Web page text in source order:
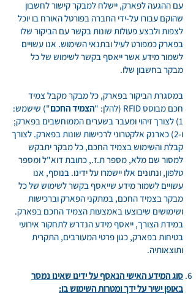
עם ההגעה לפארק, יישלח למבקר קישור לחשבון
שהוקם עבורו על-ידי החברה בפורטל האורח בו יוכל
לצפות ולבצע פעולות שונות בקשר עם הביקור שלו
בפארק כמפורט לעיל ובתנאי השימוש. אנו עשויים
לשמור מידע אשר ייאסף בקשר לשימוש של כל
מבקר בחשבון שלו.
במסגרת הביקור בפארק, כל מבקר מקבל צמיד
חכם מבוסס RFID (להלן: "
הצמיד החכם") שישמש:
1) לצורך זיהוי ומעבר בשערים הממוחשבים בפארק;
ו-2) כארנק אלקטרוני לרכישות שונות בפארק. לצורך
קבלת והשימוש בצמיד החכם, כל מבקר יתבקש
למסור שם מלא, מספר ת.ז., כתובת דוא"ל ומספר
טלפון, ונתונים אלו יישמרו על ידינו. בנוסף, אנו
עשויים לשמור מידע שייאסף בקשר לשימוש של כל
מבקר בצמיד החכם, במתקני הפארק וברכישות
ושימושים שיבוצעו באמצעות הצמיד החכם בפארק.
במידת הצורך, ייאסף מידע הנדרש לתחקור אירועי
בטיחות בפארק, כגון פרטי המעורבים, התקרית
ותוצאותיה.
סוג המידע האישי הנאסף על ידינו שאינו נמסר
באופן ישיר על ידך ומטרות השימוש בו: